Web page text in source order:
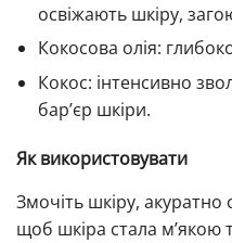
освіжають шкіру,
Кокосова олія:
Кокос: інтенсивно
бар’єр шкіри.
Як використовувати
Змочіть шкіру, акуратно
щоб шкіра стала м’якою